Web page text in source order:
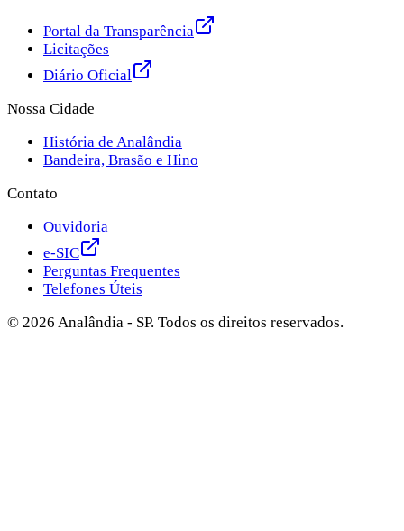
Portal da Transparência
Licitações
Diário Oficial
Nossa Cidade
História de Analândia
Bandeira, Brasão e Hino
Contato
Ouvidoria
e-SIC
Perguntas Frequentes
Telefones Úteis
© 2026 Analândia - SP. Todos os direitos reservados.